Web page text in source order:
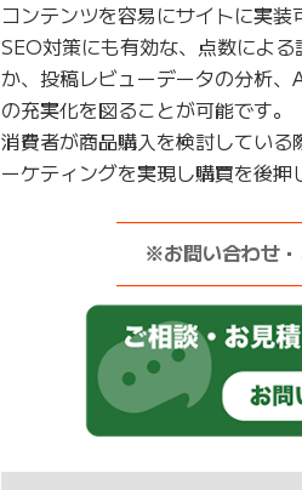
コンテンツを容易にサイトに実装
SEO対策にも有効な、点数によ
か、投稿レビューデータの分析
の充実化を図ることが可能です。
消費者が商品購入を検討してい
ーケティングを実現し購買を後押
※お問い合わせ